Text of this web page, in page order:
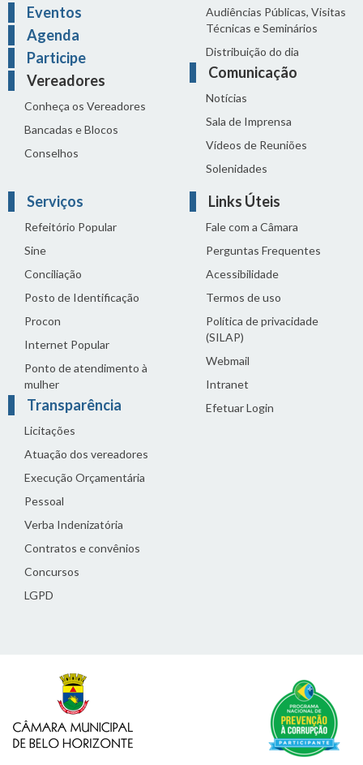
Eventos
Agenda
Participe
Vereadores
Conheça os Vereadores
Bancadas e Blocos
Conselhos
Audiências Públicas, Visitas
Técnicas e Seminários
Distribuição do dia
Comunicação
Notícias
Sala de Imprensa
Vídeos de Reuniões
Solenidades
Serviços
Refeitório Popular
Sine
Conciliação
Posto de Identificação
Procon
Internet Popular
Ponto de atendimento à
mulher
Transparência
Licitações
Atuação dos vereadores
Execução Orçamentária
Pessoal
Verba Indenizatória
Contratos e convênios
Concursos
LGPD
Links Úteis
Fale com a Câmara
Perguntas Frequentes
Acessibilidade
Termos de uso
Política de privacidade
(SILAP)
Webmail
Intranet
Efetuar Login